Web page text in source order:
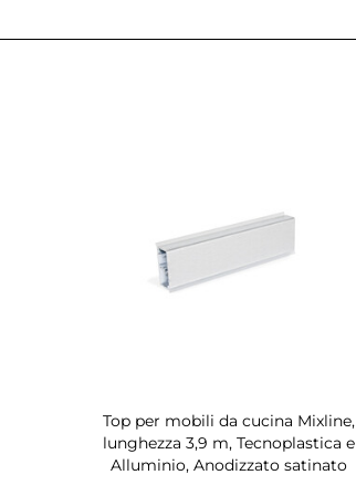
Top per mobili da cucina Mixline,
lunghezza 3,9 m, Tecnoplastica e
Alluminio, Anodizzato satinato